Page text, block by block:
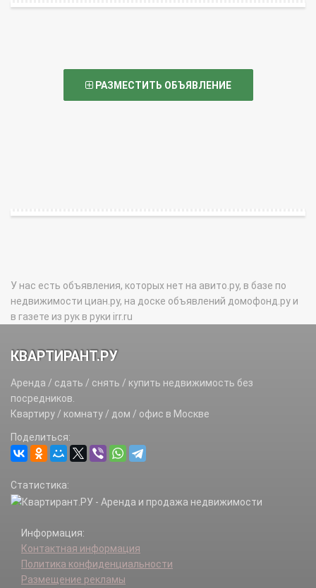
РАЗМЕСТИТЬ ОБЪЯВЛЕНИЕ
У нас есть объявления, которых нет на авито.ру, в базе по
недвижимости циан.ру, на доске объявлений домофонд.ру и
в газете из рук в руки irr.ru
КВАРТИРАНТ.РУ
Аренда / сдать / снять / купить недвижимость без
посредников.
Квартиру / комнату / дом / офис в Москве
Поделиться:
Статистика:
Информация:
Контактная информация
Политика конфиденциальности
Размещение рекламы